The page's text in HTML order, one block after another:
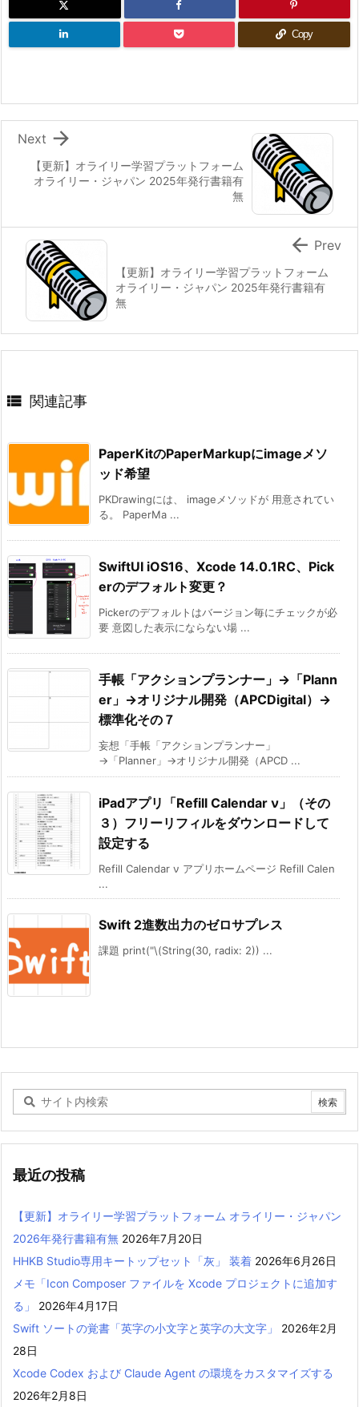
Copy
【更新】オライリー学習プラットフォーム
オライリー・ジャパン 2025年発行書籍有
無

Next
【更新】オライリー学習プラットフォーム
オライリー・ジャパン 2025年発行書籍有
無
 Prev
 関連記事
PaperKitのPaperMarkupにimageメソ
ッド希望
PKDrawingには、 imageメソッドが 用意されてい
る。 PaperMa ...
SwiftUI iOS16、Xcode 14.0.1RC、Pick
erのデフォルト変更？
Pickerのデフォルトはバージョン毎にチェックが必
要 意図した表示にならない場 ...
手帳「アクションプランナー」→「Plann
er」→オリジナル開発（APCDigital）→
標準化その７
妄想「手帳「アクションプランナー」
→「Planner」→オリジナル開発（APCD ...
iPadアプリ「Refill Calendar ν」（その
３）フリーリフィルをダウンロードして
設定する
Refill Calendar ν アプリホームページ Refill Calen
...
Swift 2進数出力のゼロサプレス
課題 print("\(String(30, radix: 2)) ...
最近の投稿
【更新】オライリー学習プラットフォーム オライリー・ジャパン
2026年発行書籍有無 2026年7月20日
HHKB Studio専用キートップセット「灰」 装着 2026年6月26日
メモ「Icon Composer ファイルを Xcode プロジェクトに追加す
る」
2026年4月17日
Swift ソートの覚書「英字の小文字と英字の大文字」
2026年2月
28日
Xcode Codex および Claude Agent の環境をカスタマイズする
2026年2月8日